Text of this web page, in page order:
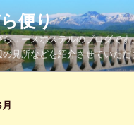
便り
らユースホステルのブログで
の見所などを紹介させていただ